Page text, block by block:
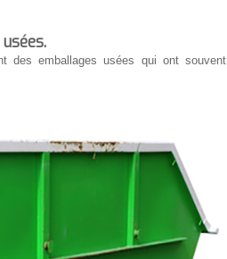
des emballages usées qui ont souvent